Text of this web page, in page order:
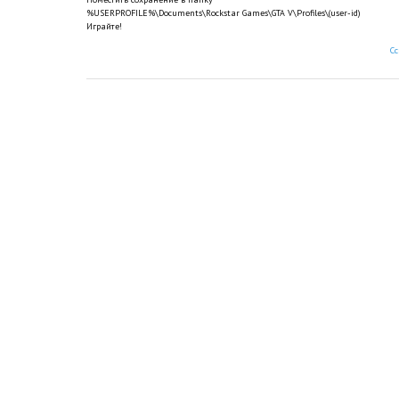
%USERPROFILE%\Documents\Rockstar Games\GTA V\Profiles\(user-id)
Играйте!